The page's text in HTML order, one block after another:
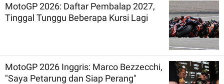
MotoGP 2026: Daftar Pembalap 2027,
Tinggal Tunggu Beberapa Kursi Lagi
MotoGP 2026 Inggris: Marco Bezzecchi,
"Saya Petarung dan Siap Perang"